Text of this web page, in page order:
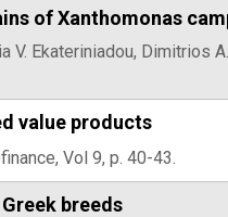
of Xanthomonas
Ekateriniadou, Dimitrios
value products
Vol 9, p. 40-43.
breeds